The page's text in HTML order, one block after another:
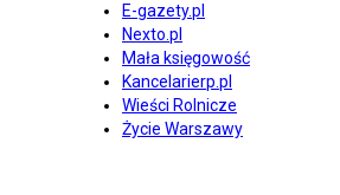
E-gazety.pl
Nexto.pl
Mała księgowość
Kancelarierp.pl
Wieści Rolnicze
Życie Warszawy